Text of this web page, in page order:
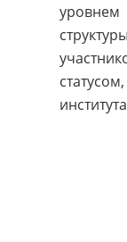
уровнем